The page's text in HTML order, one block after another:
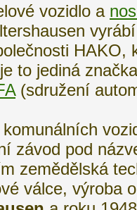
vozidlo a
HAKO,
to jediná
(sdružení
závod pod
zemědělská
válce, výroba